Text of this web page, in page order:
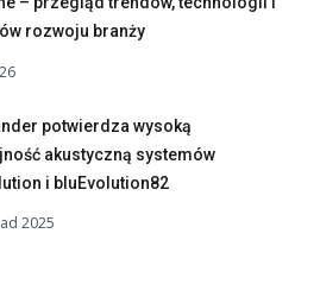
rozwoju branży
potwierdza wysoką
akustyczną systemów
i bluEvolution82
2025